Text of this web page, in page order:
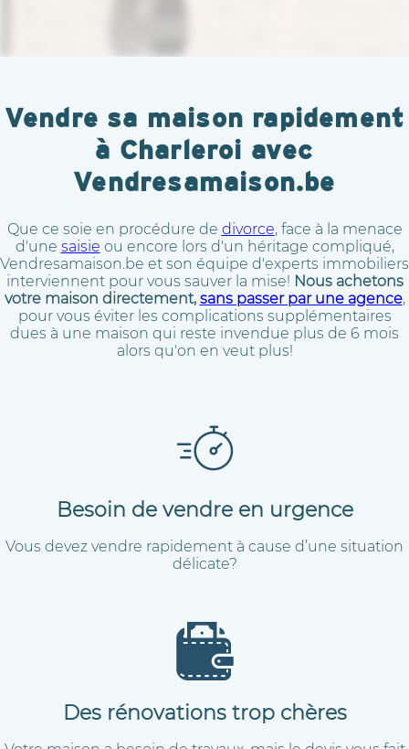
Vendre sa maison rapidement
à Charleroi avec
Vendresamaison.be
Que ce soie en procédure de divorce, face à la menace
d'une saisie ou encore lors d'un héritage compliqué,
Vendresamaison.be et son équipe d'experts immobiliers
interviennent pour vous sauver la mise! Nous achetons
votre maison directement, sans passer par une agence,
pour vous éviter les complications supplémentaires
dues à une maison qui reste invendue plus de 6 mois
alors qu'on en veut plus!
Besoin de vendre en urgence
Vous devez vendre rapidement à cause d’une situation
délicate?
Des rénovations trop chères